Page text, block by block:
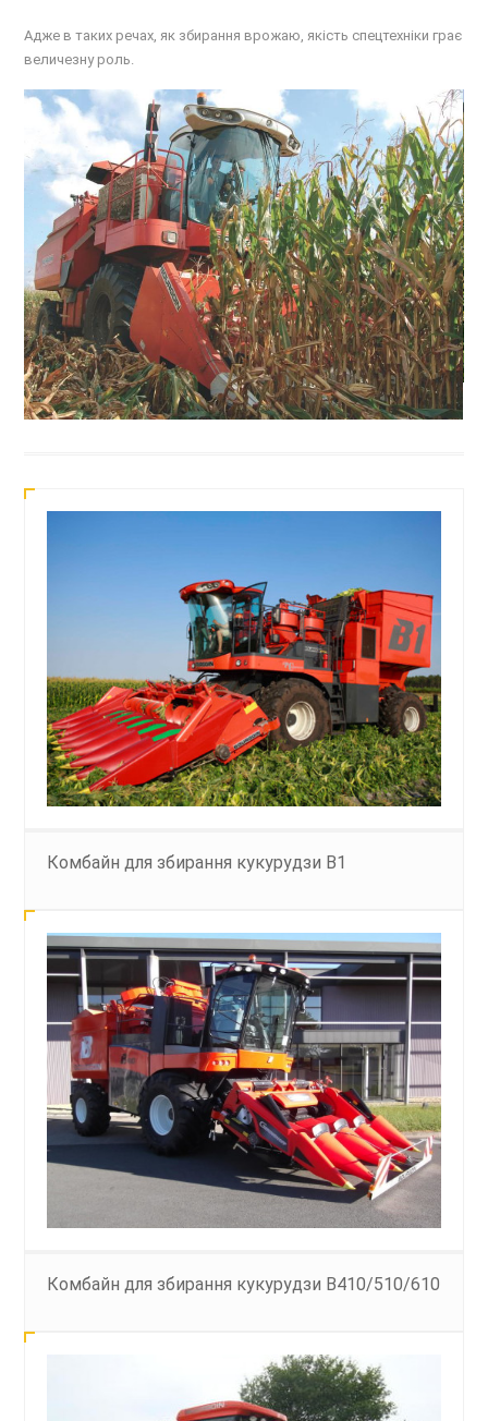
Адже в таких речах, як збирання врожаю, якість спецтехніки грає
величезну роль.
Комбайн для збирання кукурудзи B1
Комбайн для збирання кукурудзи B410/510/610